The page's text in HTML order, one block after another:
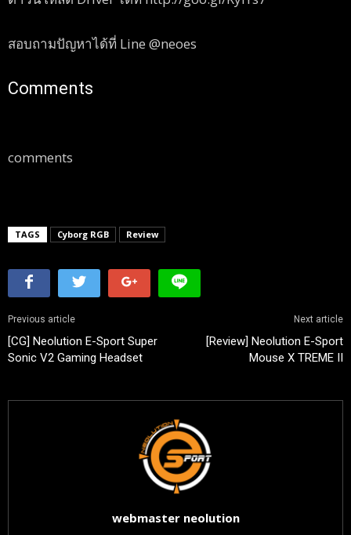
สอบถามปัญหาได้ที่ Line @neoes
Comments
comments
TAGS Cyborg RGB Review
Previous article
[CG] Neolution E-Sport Super
Sonic V2 Gaming Headset
Next article
[Review] Neolution E-Sport
Mouse X TREME II
webmaster neolution